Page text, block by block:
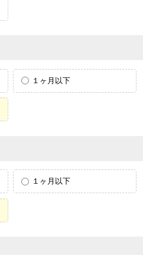
１ヶ月以下
１ヶ月以下